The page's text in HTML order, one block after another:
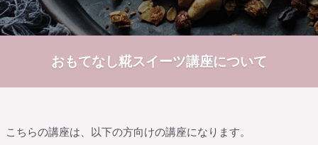
おもてなし糀スイーツ講座について
こちらの講座は、以下の方向けの講座になります。